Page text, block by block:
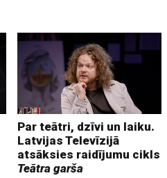
Par teātri, dzīvi un laiku.
Latvijas Televīzijā
atsāksies raidījumu cikls
Teātra garša